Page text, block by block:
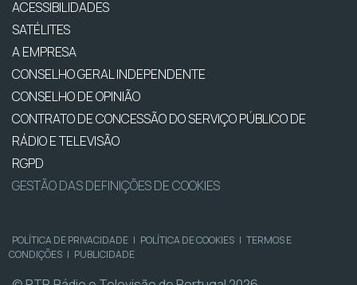
ACESSIBILIDADES
SATÉLITES
A EMPRESA
CONSELHO GERAL INDEPENDENTE
CONSELHO DE OPINIÃO
CONTRATO DE CONCESSÃO DO SERVIÇO PÚBLICO DE
RÁDIO E TELEVISÃO
RGPD
GESTÃO DAS DEFINIÇÕES DE COOKIES
POLÍTICA DE PRIVACIDADE | POLÍTICA DE COOKIES | TERMOS E
CONDIÇÕES | PUBLICIDADE